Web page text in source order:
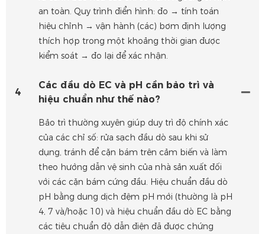
an toàn. Quy trình điển hình: đo → tính toán
hiệu chỉnh → vận hành (các) bơm định lượng
thích hợp trong một khoảng thời gian được
kiểm soát → đo lại để xác nhận.
4
Các đầu dò EC và pH cần bảo trì và
hiệu chuẩn như thế nào?
Bảo trì thường xuyên giúp duy trì độ chính xác
của các chỉ số: rửa sạch đầu dò sau khi sử
dụng, tránh để cặn bám trên cảm biến và làm
theo hướng dẫn vệ sinh của nhà sản xuất đối
với các cặn bám cứng đầu. Hiệu chuẩn đầu dò
pH bằng dung dịch đệm pH mới (thường là pH
4, 7 và/hoặc 10) và hiệu chuẩn đầu dò EC bằng
các tiêu chuẩn độ dẫn điện đã được chứng